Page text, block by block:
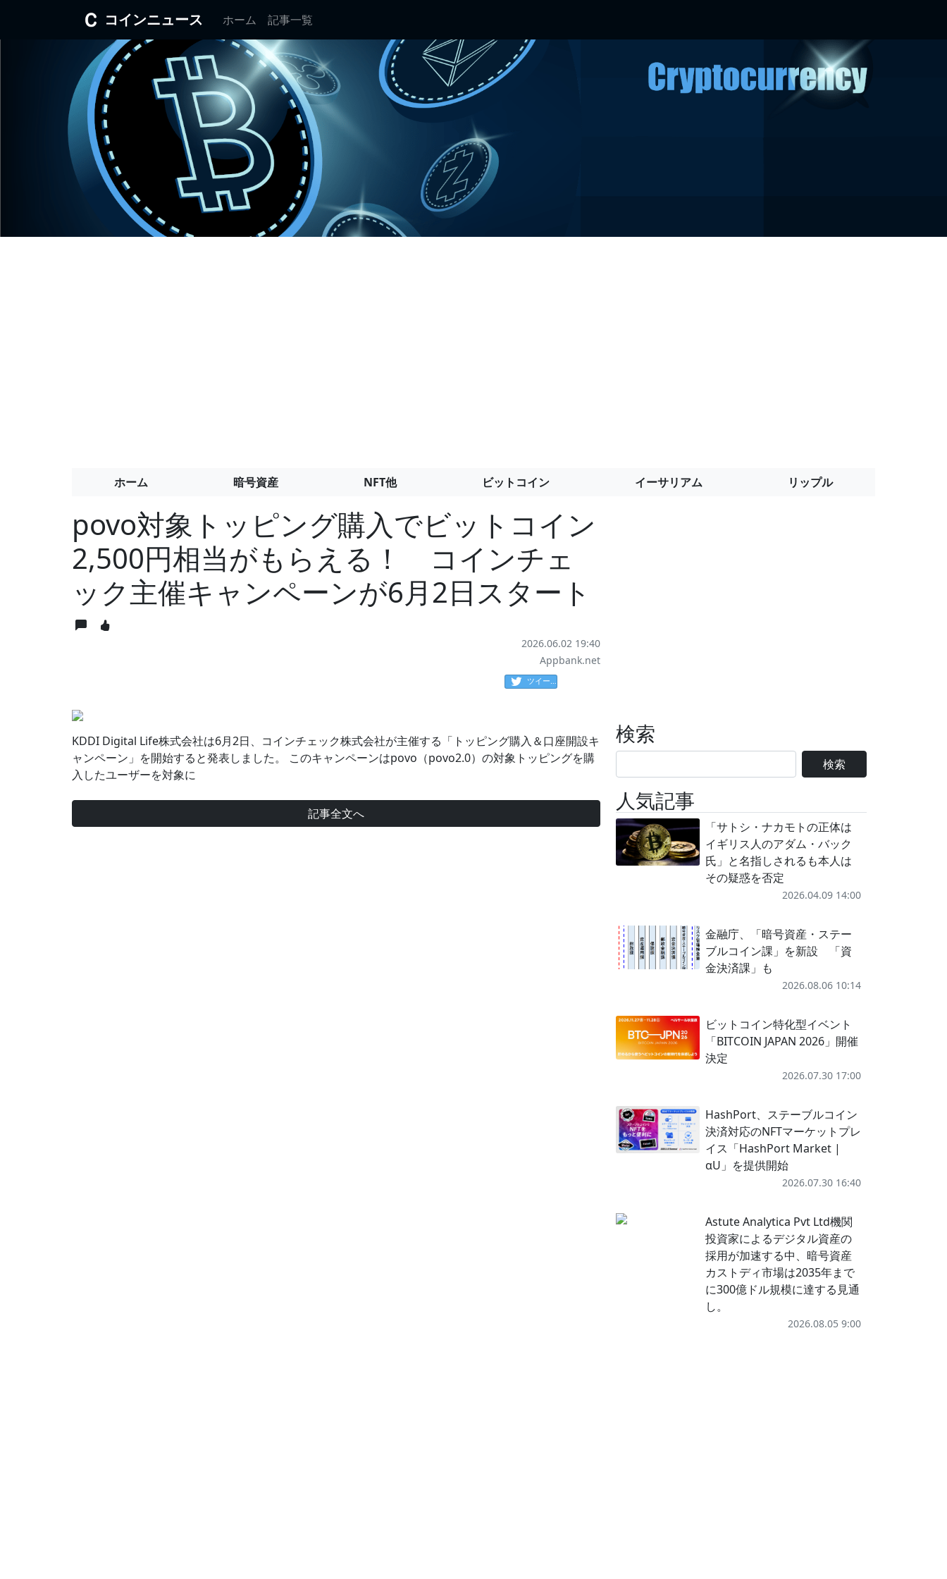
コインニュース ホーム 記事一覧
ホーム 暗号資産 NFT他 ビットコイン イーサリアム リップル
povo対象トッピング購入でビットコイン
2,500円相当がもらえる！ コインチェ
ック主催キャンペーンが6月2日スタート
2026.06.02 19:40
Appbank.net
ツイート
KDDI Digital Life株式会社は6月2日、コインチェック株式会社が主催する「トッピング購入＆口座開設キ
ャンペーン」を開始すると発表しました。 このキャンペーンはpovo（povo2.0）の対象トッピングを購
入したユーザーを対象に
記事全文へ
検索
検索
人気記事
「サトシ・ナカモトの正体は
イギリス人のアダム・バック
氏」と名指しされるも本人は
その疑惑を否定
2026.04.09 14:00
金融庁、「暗号資産・ステー
ブルコイン課」を新設 「資
金決済課」も
2026.08.06 10:14
ビットコイン特化型イベント
「BITCOIN JAPAN 2026」開催
決定
2026.07.30 17:00
HashPort、ステーブルコイン
決済対応のNFTマーケットプレ
イス「HashPort Market |
αU」を提供開始
2026.07.30 16:40
Astute Analytica Pvt Ltd機関
投資家によるデジタル資産の
採用が加速する中、暗号資産
カストディ市場は2035年まで
に300億ドル規模に達する見通
し。
2026.08.05 9:00